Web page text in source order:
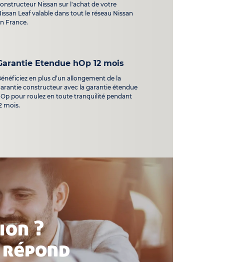
Nissan sur l'achat de votre
Leaf valable dans tout le réseau Nissan
France.
Etendue hOp 12 mois
en plus d’un allongement de la
constructeur avec la garantie étendue
pour roulez en toute tranquilité pendant
mois.
?